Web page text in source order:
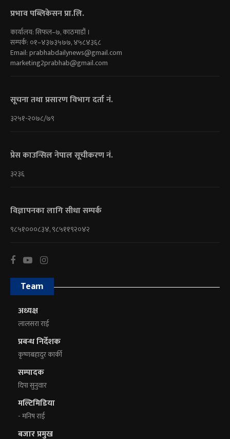
प्रभाव पब्लिकेसन प्रा.लि.
कार्यालय: सिफल–७, काठमाडौं ।
सम्पर्क: ०१–४३७३५७७, ४५८४३६८
Email:prabhabdailynews@gmail.com
marketing2prabhab@gmail.com
सूचना तथा प्रसारण विभाग दर्ता नं.
३२५१-२०७८/७९
प्रेस काउन्सिल नेपाल सूचीकरण नं.
३२३६
विज्ञापनका लागि सीधा सम्पर्क
९८५१०००८३४, ९८५११९२०४२
Team
अध्यक्ष
लालसरा राई
प्रबन्ध निर्देशक
कृष्णबहादुर कार्की
सम्पादक
दिपा सुनुवार
मल्टिमिडिया
- मनिष राई
बजार प्रमुख